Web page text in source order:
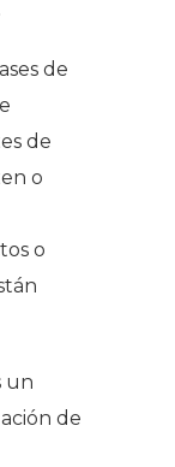
de
de
o
o
un
de